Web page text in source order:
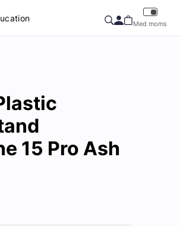
Med moms
15 Pro Ash